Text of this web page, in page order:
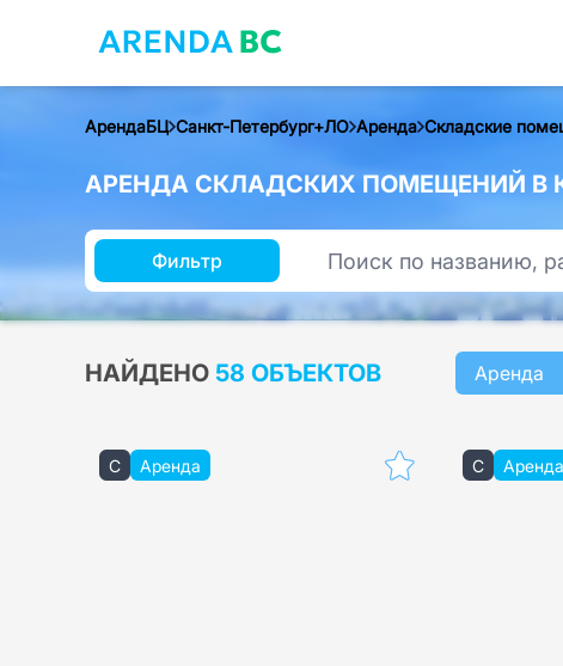
АрендаБЦ Санкт-Петербург+ЛО Аренда Складские
АРЕНДА СКЛАДСКИХ ПОМЕЩЕНИЙ В
Фильтр
НАЙДЕНО 58 ОБЪЕКТОВ Аренда
C Аренда C Аренда